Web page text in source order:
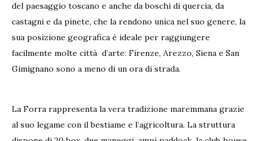
del paesaggio toscano e anche da boschi di quercia, da
castagni e da pinete, che la rendono unica nel suo genere, la
sua posizione geografica é ideale per raggiungere
facilmente molte città d’arte: Firenze, Arezzo, Siena e San
Gimignano sono a meno di un ora di strada.
La Forra rappresenta la vera tradizione maremmana grazie
al suo legame con il bestiame e l’agricoltura. La struttura